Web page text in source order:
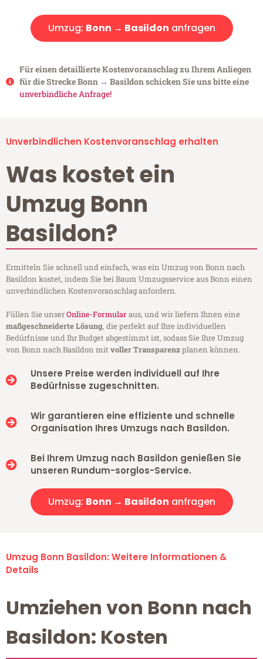
Umzug: Bonn → Basildon anfragen
Für einen detaillierte Kostenvoranschlag zu Ihrem Anliegen
für die Strecke Bonn → Basildon schicken Sie uns bitte eine
unverbindliche Anfrage!
Unverbindlichen Kostenvoranschlag erhalten
Was kostet ein
Umzug Bonn
Basildon?
Ermitteln Sie schnell und einfach, was ein Umzug von Bonn nach
Basildon kostet, indem Sie bei Baum Umzugsservice aus Bonn einen
unverbindlichen Kostenvoranschlag anfordern.
Füllen Sie unserOnline-Formularaus, und wir liefern Ihnen eine
maßgeschneiderte Lösung, die perfekt auf Ihre individuellen
Bedürfnisse und Ihr Budget abgestimmt ist, sodass Sie Ihre Umzug
von Bonn nach Basildon mitvoller Transparenzplanen können.
Unsere Preise werden individuell auf Ihre
Bedürfnisse zugeschnitten.
Wir garantieren eine effiziente und schnelle
Organisation Ihres Umzugs nach Basildon.
Bei Ihrem Umzug nach Basildon genießen Sie
unseren Rundum-sorglos-Service.
Umzug: Bonn → Basildon anfragen
Umzug Bonn Basildon: Weitere Informationen &
Details
Umziehen von Bonn nach
Basildon: Kosten